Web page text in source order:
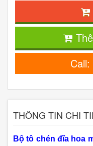
THÔNG TIN CHI
Bộ tô chén đĩa hoa